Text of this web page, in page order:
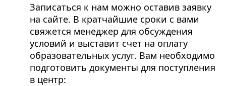
Записаться к нам можно оставив заявку
на сайте. В кратчайшие сроки с вами
свяжется менеджер для обсуждения
условий и выставит счет на оплату
образовательных услуг. Вам необходимо
подготовить документы для поступления
в центр: